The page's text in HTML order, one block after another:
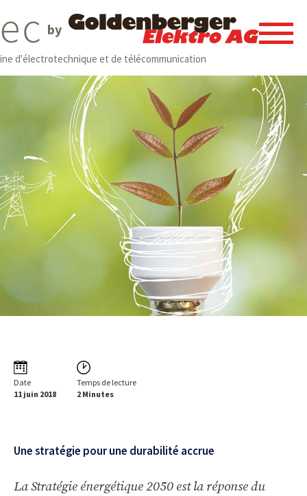
by
d'électrotechnique et de télécommunication
Date
11 juin 2018
Temps de lecture
2 Minutes
Une stratégie pour une durabilité accrue
La Stratégie énergétique 2050 est la réponse du